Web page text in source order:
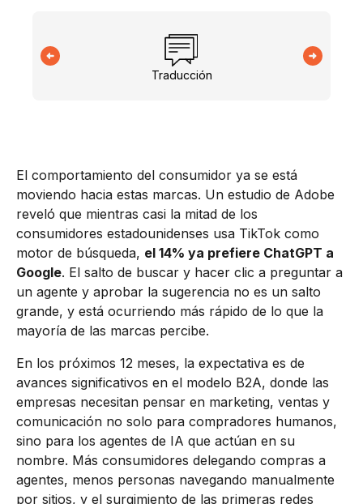
Traducción
El comportamiento del consumidor ya se está
moviendo hacia estas marcas. Un estudio de Adobe
reveló que mientras casi la mitad de los
consumidores estadounidenses usa TikTok como
motor de búsqueda, el 14% ya prefiere ChatGPT a
Google. El salto de buscar y hacer clic a preguntar a
un agente y aprobar la sugerencia no es un salto
grande, y está ocurriendo más rápido de lo que la
mayoría de las marcas percibe.
En los próximos 12 meses, la expectativa es de
avances significativos en el modelo B2A, donde las
empresas necesitan pensar en marketing, ventas y
comunicación no solo para compradores humanos,
sino para los agentes de IA que actúan en su
nombre. Más consumidores delegando compras a
agentes, menos personas navegando manualmente
por sitios, y el surgimiento de las primeras redes